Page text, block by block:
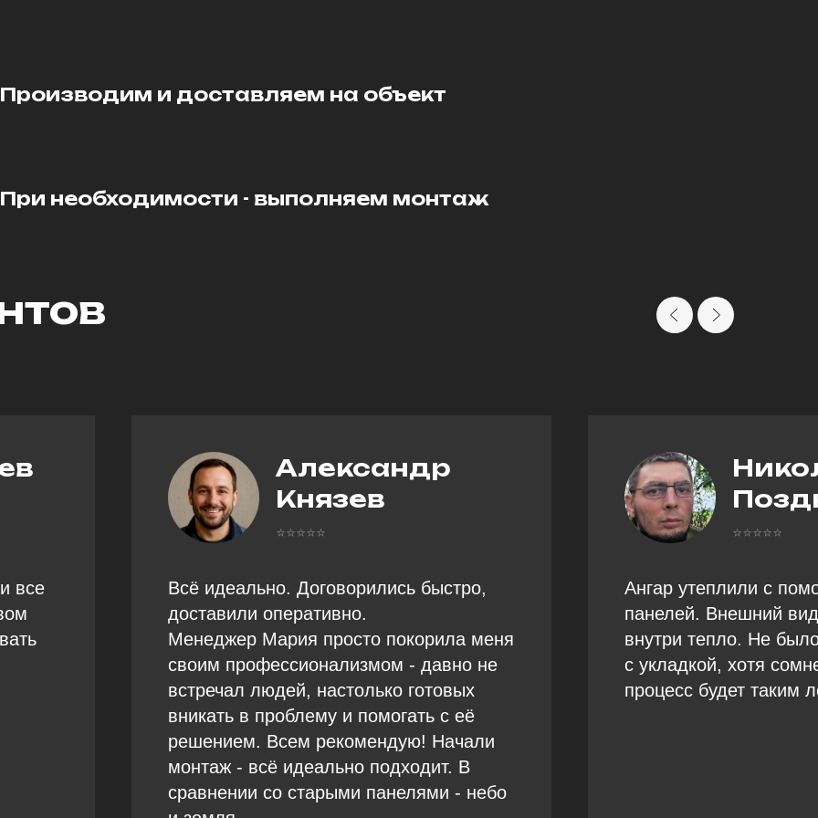
Производим и доставляем на объект
При необходимости - выполняем монтаж
все
Александр
Князев
⭐⭐⭐⭐⭐
Всё идеально. Договорились быстро,
доставили оперативно.
Менеджер Мария просто покорила меня
своим профессионализмом - давно не
встречал людей, настолько готовых
вникать в проблему и помогать с её
решением. Всем рекомендую! Начали
монтаж - всё идеально подходит. В
сравнении со старыми панелями - небо
⭐⭐⭐⭐⭐
Ангар утеплили с
панелей. Внешний
внутри тепло. Не
с укладкой, хотя
процесс будет таким